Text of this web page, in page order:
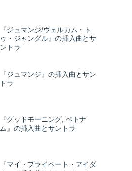
『ジュマンジ/ウェルカム・ト
ゥ・ジャングル』の挿入曲とサ
ントラ
『ジュマンジ』の挿入曲とサン
トラ
『グッドモーニング, ベトナ
ム』の挿入曲とサントラ
『マイ・プライベート・アイダ